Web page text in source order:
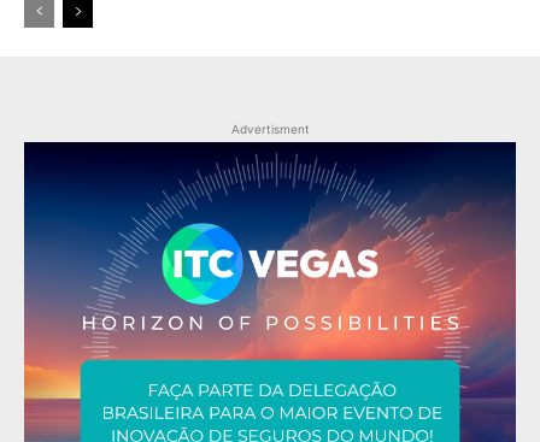
Advertisment